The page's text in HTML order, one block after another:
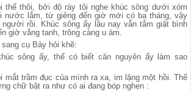
thế thôi, bởi độ rày tôi nghe khúc sông dưới xóm
nước lắm, từ giêng đến giờ mới có ba tháng, vậy
người rồi. Khúc sông ấy lâu nay vẫn tắm giặt bình
giờ vắng tanh, trông càng u ám.
cụ Bảy hỏi khẽ:
sông ấy, thế có biết căn nguyên ấy làm sao
mắt trầm đục của mình ra xa, im lặng một hồi. Thế
chữ bật ra như có ai đang bóp nghẹn :